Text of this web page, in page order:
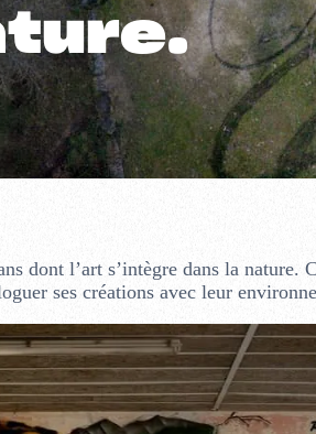
dont l’art s’intègre dans la nature.
ses créations avec leur